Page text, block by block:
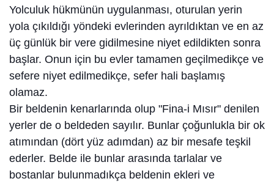
Yolculuk hükmünün uygulanması, oturulan yerin
yola çıkıldığı yöndeki evlerinden ayrıldıktan ve en az
üç günlük bir vere gidilmesine niyet edildikten sonra
başlar. Onun için bu evler tamamen geçilmedikçe ve
sefere niyet edilmedikçe, sefer hali başlamış
olamaz.
Bir beldenin kenarlarında olup "Fina-i Mısır" denilen
yerler de o beldeden sayılır. Bunlar çoğunlukla bir ok
atımından (dört yüz adımdan) az bir mesafe teşkil
ederler. Belde ile bunlar arasında tarlalar ve
bostanlar bulunmadıkça beldenin ekleri ve